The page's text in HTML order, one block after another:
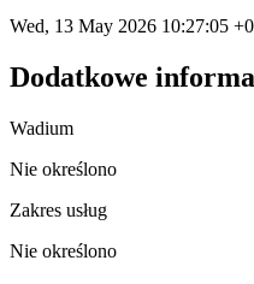
Wed, 13 May 2026 10:27:05
Dodatkowe
Wadium
Nie określono
Zakres usług
Nie określono